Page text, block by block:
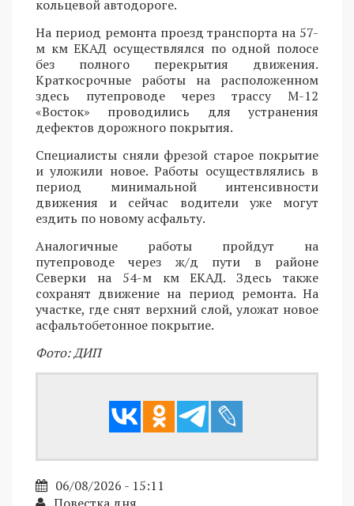
кольцевой автодороге.
На период ремонта проезд транспорта на 57-
м км ЕКАД осуществлялся по одной полосе
без полного перекрытия движения.
Краткосрочные работы на расположенном
здесь путепроводе через трассу М-12
«Восток» проводились для устранения
дефектов дорожного покрытия.
Специалисты сняли фрезой старое покрытие
и уложили новое. Работы осуществлялись в
период минимальной интенсивности
движения и сейчас водители уже могут
ездить по новому асфальту.
Аналогичные работы пройдут на
путепроводе через ж/д пути в районе
Северки на 54-м км ЕКАД. Здесь также
сохранят движение на период ремонта. На
участке, где снят верхний слой, уложат новое
асфальтобетонное покрытие.
Фото: ДИП
06/08/2026 - 15:11